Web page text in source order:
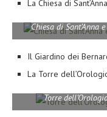
La Chiesa di
Chiesa di Sant’Anna
Il Giardino dei
La Torre
Torre